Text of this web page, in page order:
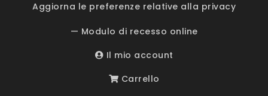
Aggiorna le preferenze relative alla privacy
— Modulo di recesso online
Il mio account
Carrello